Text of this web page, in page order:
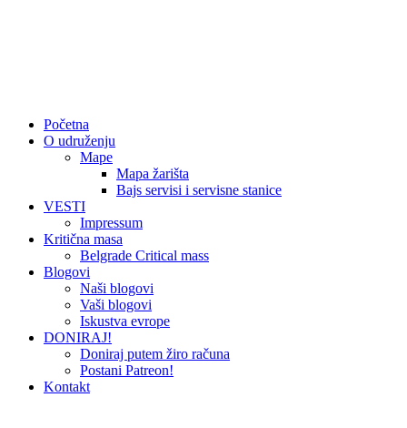
Početna
O udruženju
Mape
Mapa žarišta
Bajs servisi i servisne stanice
VESTI
Impressum
Kritična masa
Belgrade Critical mass
Blogovi
Naši blogovi
Vaši blogovi
Iskustva evrope
DONIRAJ!
Doniraj putem žiro računa
Postani Patreon!
Kontakt